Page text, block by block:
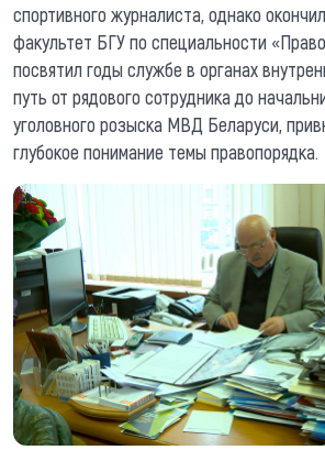
спортивного журналиста, однако
факультет БГУ по специальности
посвятил годы службе в органах
путь от рядового сотрудника до
уголовного розыска МВД Беларуси,
глубокое понимание темы правопорядка.